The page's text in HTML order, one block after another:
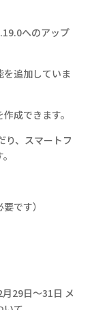
へのアップ
追加していま
成できます。
り、スマートフ
です）
29日〜31日 メ